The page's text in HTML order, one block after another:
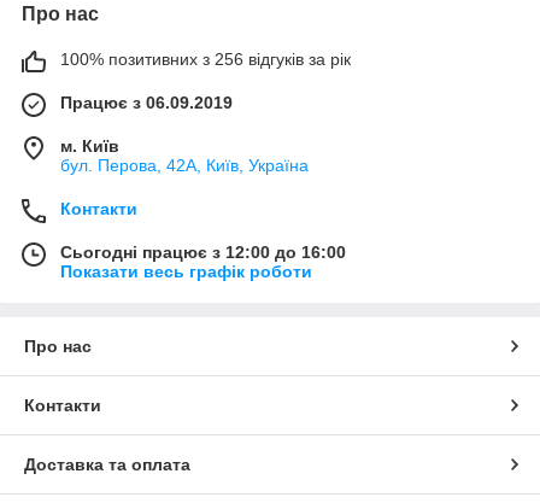
Про нас
100% позитивних з 256 відгуків за рік
Працює з 06.09.2019
м. Київ
бул. Перова, 42А, Київ, Україна
Контакти
Сьогодні працює з 12:00 до 16:00
Показати весь графік роботи
Про нас
Контакти
Доставка та оплата